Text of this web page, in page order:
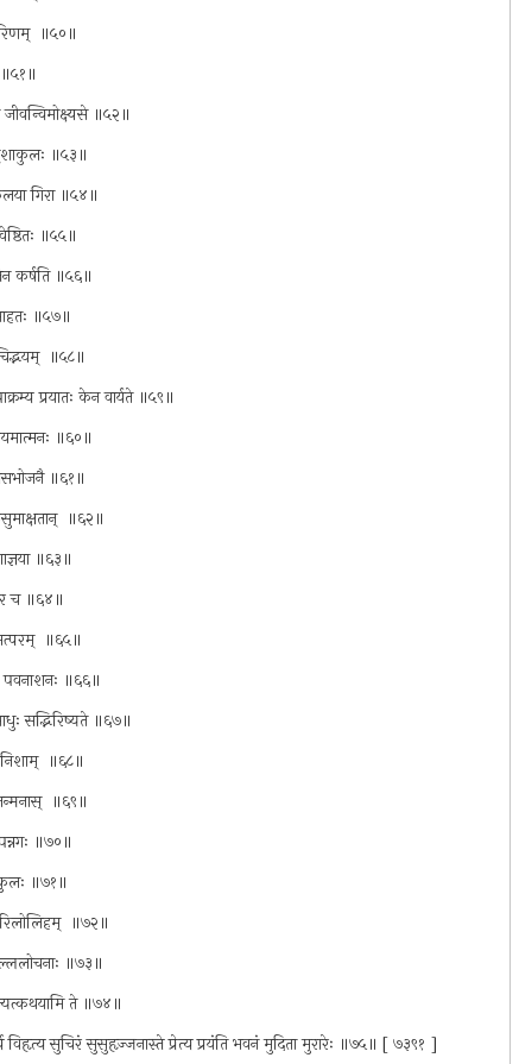
॥५०॥
॥५२॥
॥५३॥
गिरा ॥५४॥
॥५५॥
कर्षति ॥५६॥
॥५७॥
॥५८॥
प्रयातः केन वार्यते ॥५९॥
॥६०॥
॥६१॥
॥६२॥
॥६३॥
च ॥६४॥
॥६५॥
पवनाशनः ॥६६॥
सद्भिरिष्यते ॥६७॥
॥६८॥
॥६९॥
॥७०॥
॥७१॥
॥७२॥
॥७३॥
ते ॥७४॥
विहृत्य सुचिरं सुसुहृज्जनास्ते प्रेत्य प्रयंति भवनं मुदिता मुरारेः ॥७५॥ [ ७३९१ ]